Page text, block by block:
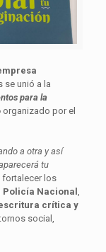
se unió a la
para la
organizado por el
a otra y así
tu
fortalecer los
Nacional
crítica y
social,